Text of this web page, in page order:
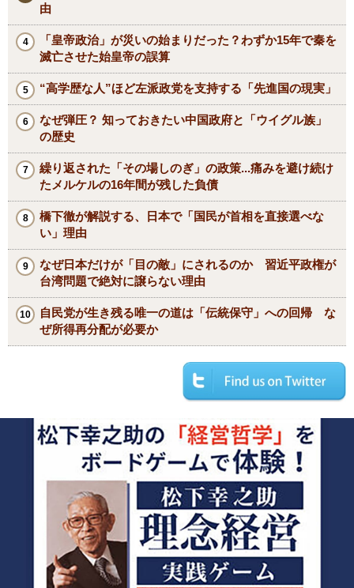
由
「皇帝政治」が災いの始まりだった？わずか15年で秦を
滅亡させた始皇帝の誤算
“高学歴な人”ほど左派政党を支持する「先進国の現実」
なぜ弾圧？ 知っておきたい中国政府と「ウイグル族」
の歴史
繰り返された「その場しのぎ」の政策...痛みを避け続け
たメルケルの16年間が残した負債
橋下徹が解説する、日本で「国民が首相を直接選べな
い」理由
なぜ日本だけが「目の敵」にされるのか 習近平政権が
台湾問題で絶対に譲らない理由
自民党が生き残る唯一の道は「伝統保守」への回帰 な
ぜ所得再分配が必要か